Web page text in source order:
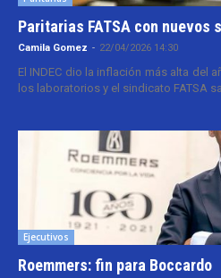
Paritarias FATSA con nuevos
Camila Gomez - 22/04/2026 14:30
El INDEC dio la inflación más alta del
los laboratorios y el sindicato FATSA
Ejecutivos
Roemmers: fin para Boccardo